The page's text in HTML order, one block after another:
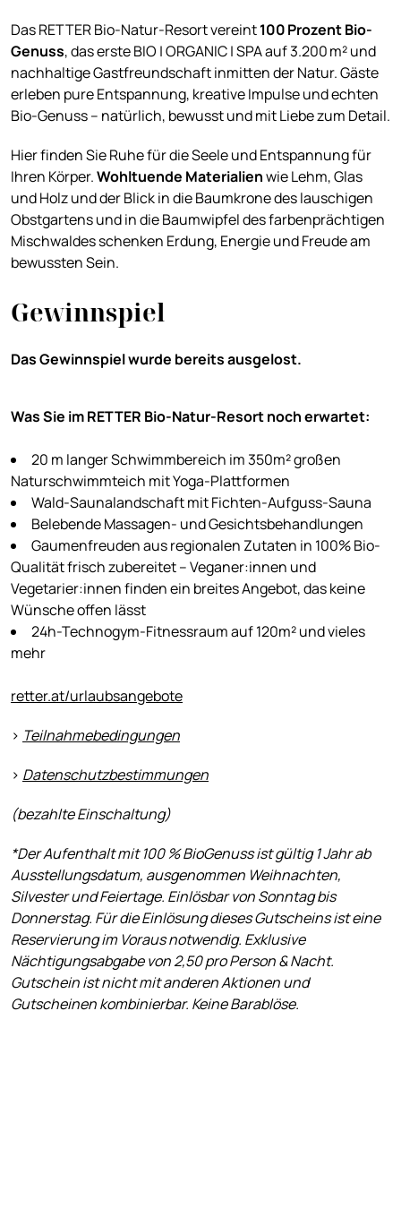
Das RETTER Bio-Natur-Resort vereint100 Prozent Bio-
Genuss, das erste BIO | ORGANIC | SPA auf 3.200 m² und
nachhaltige Gastfreundschaft inmitten der Natur. Gäste
erleben pure Entspannung, kreative Impulse und echten
Bio-Genuss – natürlich, bewusst und mit Liebe zum Detail.
Hier finden Sie Ruhe für die Seele und Entspannung für
Ihren Körper.Wohltuende Materialienwie Lehm, Glas
und Holz und der Blick in die Baumkrone des lauschigen
Obstgartens und in die Baumwipfel des farbenprächtigen
Mischwaldes schenken Erdung, Energie und Freude am
bewussten Sein.
Gewinnspiel
Das Gewinnspiel wurde bereits ausgelost.
Was Sie im RETTER Bio-Natur-Resort noch erwartet:
20 m langer Schwimmbereich im 350m² großen
Naturschwimmteich mit Yoga-Plattformen
Wald-Saunalandschaft mit Fichten-Aufguss-Sauna
Belebende Massagen- und Gesichtsbehandlungen
Gaumenfreuden aus regionalen Zutaten in 100% Bio-
Qualität frisch zubereitet – Veganer:innen und
Vegetarier:innen finden ein breites Angebot, das keine
Wünsche offen lässt
24h-Technogym-Fitnessraum auf 120m² und vieles
mehr
retter.at/urlaubsangebote
> Teilnahmebedingungen
> Datenschutzbestimmungen
(bezahlte Einschaltung)
*Der Aufenthalt mit 100 % BioGenuss ist gültig 1 Jahr ab
Ausstellungsdatum, ausgenommen Weihnachten,
Silvester und Feiertage. Einlösbar von Sonntag bis
Donnerstag. Für die Einlösung dieses Gutscheins ist eine
Reservierung im Voraus notwendig. Exklusive
Nächtigungsabgabe von 2,50 pro Person & Nacht.
Gutschein ist nicht mit anderen Aktionen und
Gutscheinen kombinierbar. Keine Barablöse.